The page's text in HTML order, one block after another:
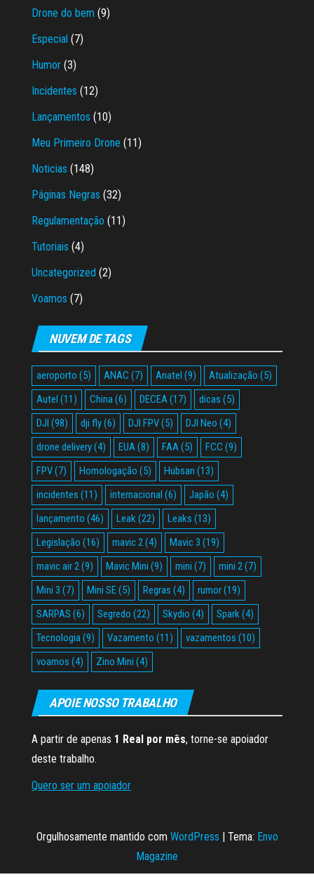
Drone do bem (9)
Especial (7)
Humor (3)
Incidentes (12)
Lançamentos (10)
Meu Primeiro Drone (11)
Noticias (148)
Páginas Negras (32)
Regulamentação (11)
Tutoriais (4)
Uncategorized (2)
Voamos (7)
NUVEM DE TAGS
aeroporto (5) ANAC (7) Anatel (9) Atualização (5)
Autel (11) China(6) DECEA(17) dicas (5)
DJI (98) dji fly(6) DJI FPV(5) DJI Neo (4)
drone delivery(4) EUA(8) FAA(5) FCC (9)
FPV(7) Homologação (5) Hubsan (13)
incidentes (11) internacional (6) Japão (4)
lançamento (46) Leak(22) Leaks (13)
Legislação (16) mavic 2(4) Mavic 3 (19)
mavic air 2(9) Mavic Mini (9) mini (7) mini 2(7)
Mini 3 (7) Mini SE(5) Regras (4) rumor(19)
SARPAS (6) Segredo (22) Skydio (4) Spark(4)
Tecnologia(9) Vazamento (11) vazamentos (10)
voamos (4) Zino Mini (4)
APOIE NOSSO TRABALHO
A partir de apenas 1 Real por mês, torne-se apoiador
deste trabalho.
Quero ser um apoiador
Orgulhosamente mantido com WordPress Tema: Envo
Magazine